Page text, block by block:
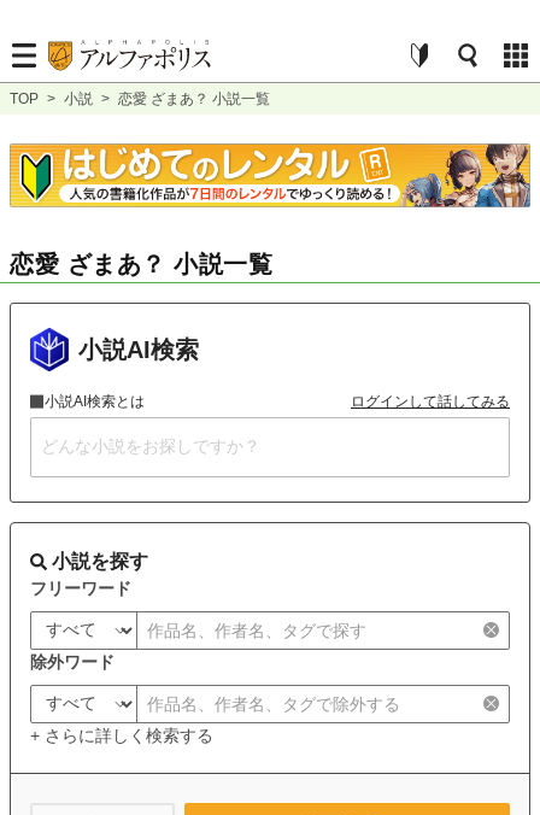
TOP > 小説 > 恋愛 ざまあ？ 小説一覧
恋愛 ざまあ？ 小説一覧
小説AI検索
小説AI検索とは ログインして話してみる
小説を探す
フリーワード
除外ワード
+ さらに詳しく検索する